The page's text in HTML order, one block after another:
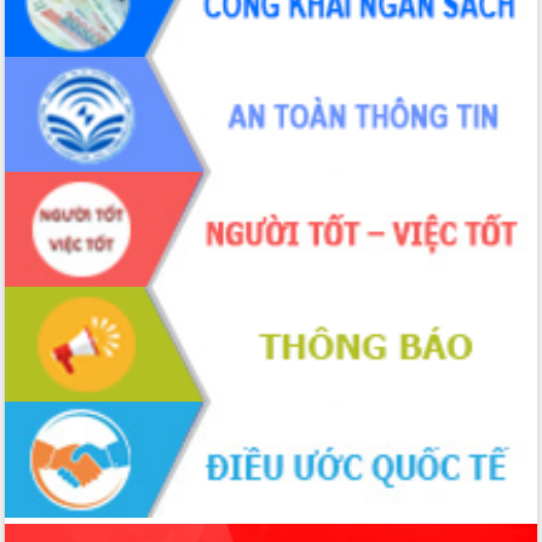
sầu riêng tại Đắk Lắk
Trình diễn nghệ thuật chế biến các
món ăn từ sầu riêng
Đắk Lắk công bố Quy hoạch và xúc
tiến đầu tư tỉnh
Ngành cá ngừ Đắk Lắk chủ động thích
ứng để giữ vững thị trường xuất khẩu
Diễn đàn Kinh tế tư nhân Việt Nam đột
phá cơ chế - Hợp tác công tư
Đề án 06 tạo bước ngoặt đột phá trong
cải cách hành chính tỉnh Đắk Lắk
Kết nối tour, đẩy mạnh chuyển đổi số
để phát triển du lịch Đắk Lắk
Khởi động Dự án Đầu tư xây dựng hạ
tầng kỹ thuật Cụm công nghiệp Tân
Gặp mặt các cơ quan báo chí nhân Kỷ
niệm 101 năm Ngày Báo chí Cách
mạng Việt Nam
Đắk Lắk sơ kết 4 năm triển khai thực